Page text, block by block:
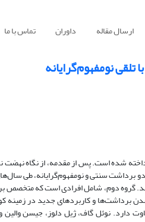
ارسال مقاله داوران تماس با ما
نومفهوم‌گرایانه
شده است. پس از مقدمه، از نگاه نهضت
برداشت سنتی و نومفهوم‌گرایانه، طی
دوم، شامل افرادی است که متخصص
و کاربردهای جدید در زمینه
دارد. نوئل گاف، ژیل دلوز، جیسن